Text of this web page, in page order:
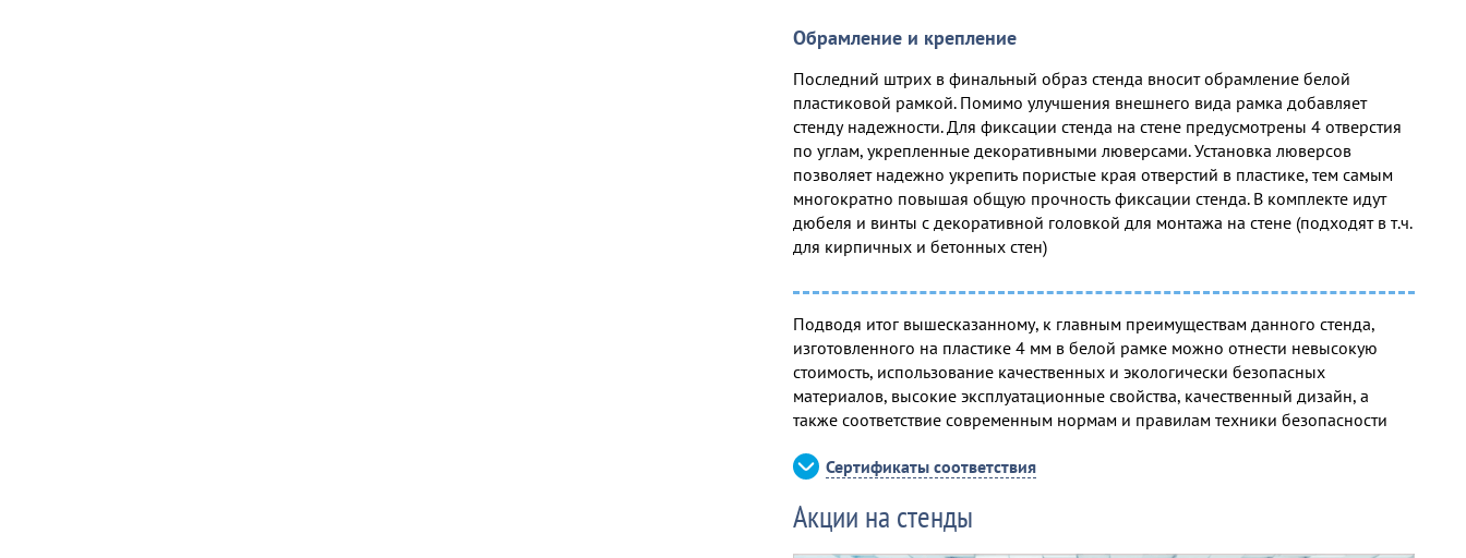
Обрамление и крепление
Последний штрих в финальный образ стенда вносит обрамление белой
пластиковой рамкой. Помимо улучшения внешнего вида рамка добавляет
стенду надежности. Для фиксации стенда на стене предусмотрены 4 отверстия
по углам, укрепленные декоративными люверсами. Установка люверсов
позволяет надежно укрепить пористые края отверстий в пластике, тем самым
многократно повышая общую прочность фиксации стенда. В комплекте идут
дюбеля и винты с декоративной головкой для монтажа на стене (подходят в т.ч.
для кирпичных и бетонных стен)
Подводя итог вышесказанному, к главным преимуществам данного стенда,
изготовленного на пластике 4 мм в белой рамке можно отнести невысокую
стоимость, использование качественных и экологически безопасных
материалов, высокие эксплуатационные свойства, качественный дизайн, а
также соответствие современным нормам и правилам техники безопасности
Сертификаты соответствия
Акции на стенды